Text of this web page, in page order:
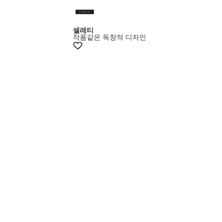
+10%쿠폰
셀레티
작품같은 독창적 디자인